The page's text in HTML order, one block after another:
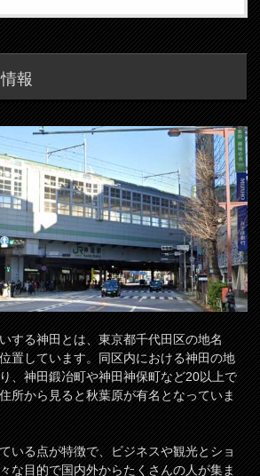
報
する神田とは、東京都千代田区の地名
置しています。同区内における神田の地
、神田鍛冶町や神田神保町など20以上で
所から見ると秋葉原が有名となっていま
いる点が特徴で、ビジネスや観光とショ
な目的で国内外からたくさんの人が集ま